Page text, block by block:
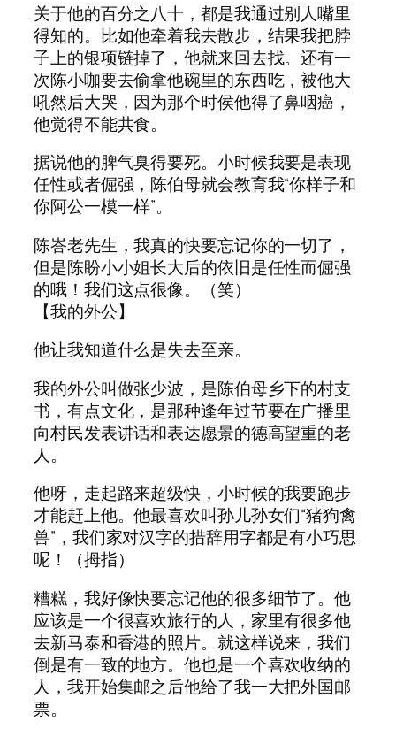
关于他的百分之八十，都是我通过别人嘴里
得知的。比如他牵着我去散步，结果我把脖
子上的银项链掉了，他就来回去找。还有一
次陈小咖要去偷拿他碗里的东西吃，被他大
吼然后大哭，因为那个时侯他得了鼻咽癌，
他觉得不能共食。
据说他的脾气臭得要死。小时候我要是表现
任性或者倔强，陈伯母就会教育我“你样子和
你阿公一模一样”。
陈峇老先生，我真的快要忘记你的一切了，
但是陈盼小小姐长大后的依旧是任性而倔强
的哦！我们这点很像。（笑）
【我的外公】
他让我知道什么是失去至亲。
我的外公叫做张少波，是陈伯母乡下的村支
书，有点文化，是那种逢年过节要在广播里
向村民发表讲话和表达愿景的德高望重的老
人。
他呀，走起路来超级快，小时候的我要跑步
才能赶上他。他最喜欢叫孙儿孙女们“猪狗禽
兽”，我们家对汉字的措辞用字都是有小巧思
呢！（拇指）
糟糕，我好像快要忘记他的很多细节了。他
应该是一个很喜欢旅行的人，家里有很多他
去新马泰和香港的照片。就这样说来，我们
倒是有一致的地方。他也是一个喜欢收纳的
人，我开始集邮之后他给了我一大把外国邮
票。